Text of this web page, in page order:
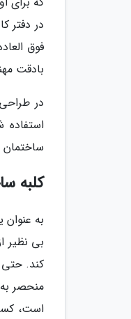
در دفتر
فوق
بادقت
در
ساختمان
کلبه
بی نظیر
کند.
منحصر
است،